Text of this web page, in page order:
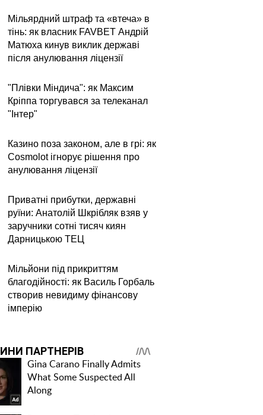
Мільярдний штраф та «втеча» в
тінь: як власник FAVBET Андрій
Матюха кинув виклик державі
після анулювання ліцензії
"Плівки Міндича": як Максим
Кріппа торгувався за телеканал
"Інтер"
Казино поза законом, але в грі: як
Cosmolot ігнорує рішення про
анулювання ліцензії
Приватні прибутки, державні
руїни: Анатолій Шкрібляк взяв у
заручники сотні тисяч киян
Дарницькою ТЕЦ
Мільйони під прикриттям
благодійності: як Василь Горбаль
створив невидиму фінансову
імперію